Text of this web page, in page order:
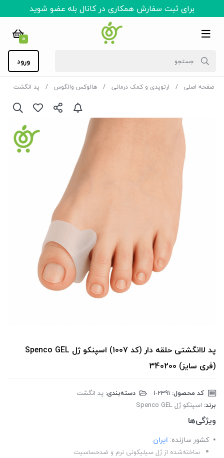
برای ثبت سفارش همکاری در کانال بله عضو شوید
0
ورود
صفحه اصلی ارتوپدی و کمک درمانی هالوکس والگوس پد انگشت
پد لاانگشتی حلقه دار (کد 1007) اسپنکو ژل Spenco GEL
(فری سایز) 340200
کد محصول: دسته‌بندی: پد انگشت
برند: اسپنکو ژل Spenco GEL
ویژگی‌ها
کشور سازنده: ایران
ساخته‌شده از ژل سیلیکونی نرم و ضدحساسیت